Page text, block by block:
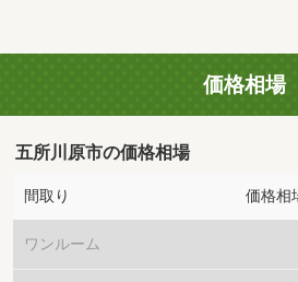
価格相場
五所川原市の価格相場
間取り 価格相
ワンルーム